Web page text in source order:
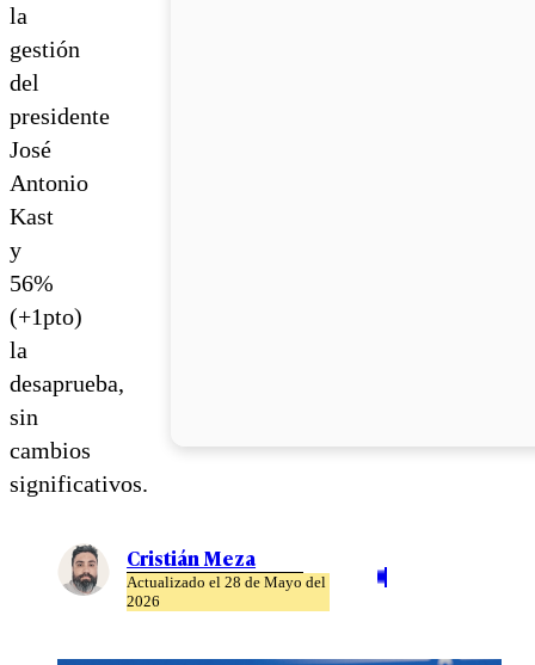
la
gestión
del
presidente
José
Antonio
Kast
y
56%
(+1pto)
la
desaprueba,
sin
cambios
significativos.
Cristián Meza
Actualizado el 28 de Mayo del
2026